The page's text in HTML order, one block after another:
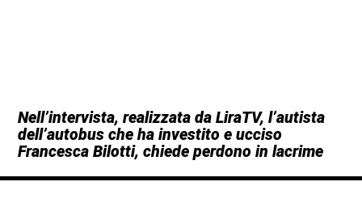
Nell’intervista, realizzata da LiraTV, l’autista
dell’autobus che ha investito e ucciso
Francesca Bilotti, chiede perdono in lacrime